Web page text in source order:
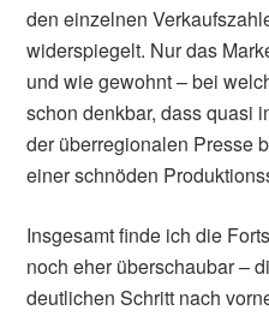
den einzelnen
widerspiegelt. Nur das
und wie gewohnt – bei
schon denkbar, dass quasi
der überregionalen Presse
einer schnöden
Insgesamt finde ich die
noch eher überschaubar –
deutlichen Schritt nach